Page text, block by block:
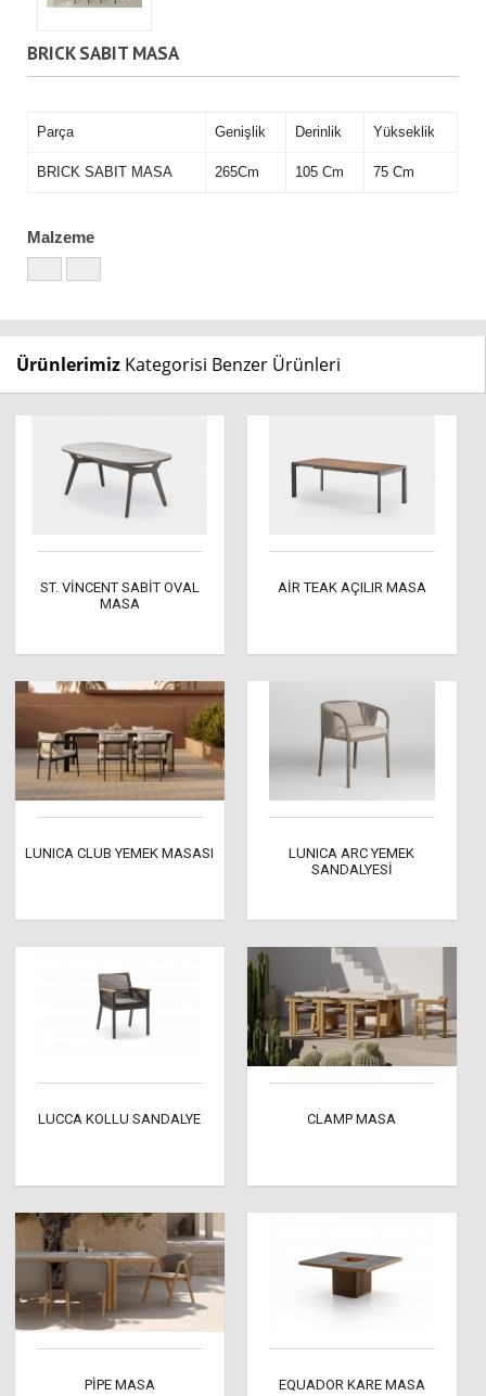
BRICK SABIT MASA
Parça Genişlik Derinlik Yükseklik
BRICK SABIT MASA 265Cm 105 Cm 75 Cm
Malzeme
Ürünlerimiz Kategorisi Benzer Ürünleri
ST. VİNCENT SABİT OVAL
MASA
AİR TEAK AÇILIR MASA
LUNICA CLUB YEMEK MASASI
LUNICA ARC YEMEK
SANDALYESİ
LUCCA KOLLU SANDALYE CLAMP MASA
PİPE MASA EQUADOR KARE MASA